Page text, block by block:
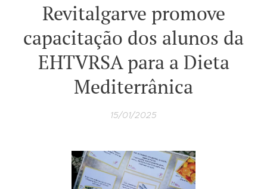
Revitalgarve promove
capacitação dos alunos da
EHTVRSA para a Dieta
Mediterrânica
15/01/2025